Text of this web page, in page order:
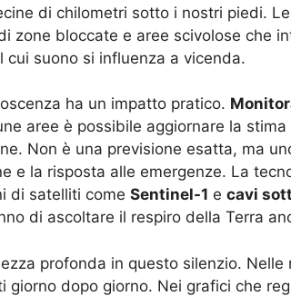
di chilometri sotto i nostri piedi.
zone bloccate e aree scivolose che
cui suono si influenza a vicenda.
ha un impatto pratico.
aree è possibile aggiornare la stima
Non è una previsione esatta, ma
e la risposta alle emergenze. La
di satelliti come Sentinel-1 e cavi
di ascoltare il respiro della Terra
profonda in questo silenzio.
giorno dopo giorno. Nei grafici che